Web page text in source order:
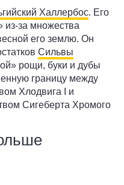
Халлербос. Его
из-за множества
его землю. Он
Сильвы
рощи, буки и дубы
границу между
Хлодвига I и
Сигеберта Хромого